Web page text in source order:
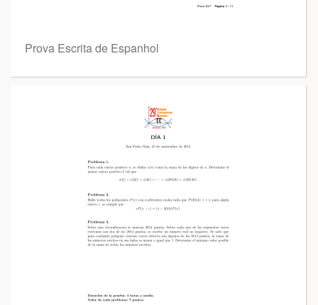
Prova Escrita de Espanhol